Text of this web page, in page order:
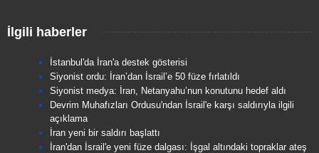
İlgili haberler
İstanbul'da İran'a destek gösterisi
Siyonist ordu: İran’dan İsrail’e 50 füze fırlatıldı
Siyonist medya: İran, Netanyahu’nun konutunu hedef aldı
Devrim Muhafızları Ordusu'ndan İsrail'e karşı saldırıyla ilgili
açıklama
İran yeni bir saldırı başlattı
İran'dan İsrail'e yeni füze dalgası: İşgal altındaki topraklar ateş